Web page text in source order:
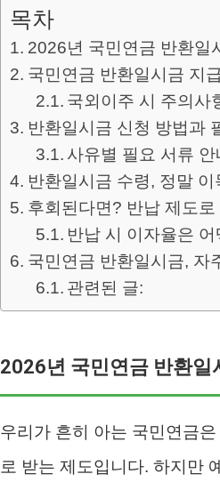
목차
2026년 국민연금 반환일
국민연금 반환일시금 지
국외이주 시 주의사
반환일시금 신청 방법과
사유별 필요 서류 안
반환일시금 수령, 정말
후회된다면? 반납 제도
반납 시 이자율은
국민연금 반환일시금, 자
관련된 글:
2026년 국민연금 반환일
우리가 흔히 아는 국민연금
로 받는 제도입니다. 하지만